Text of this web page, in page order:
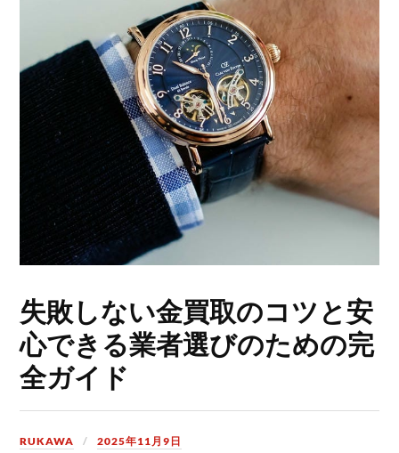
失敗しない金買取のコツと安
心できる業者選びのための完
全ガイド
RUKAWA 2025年11月9日